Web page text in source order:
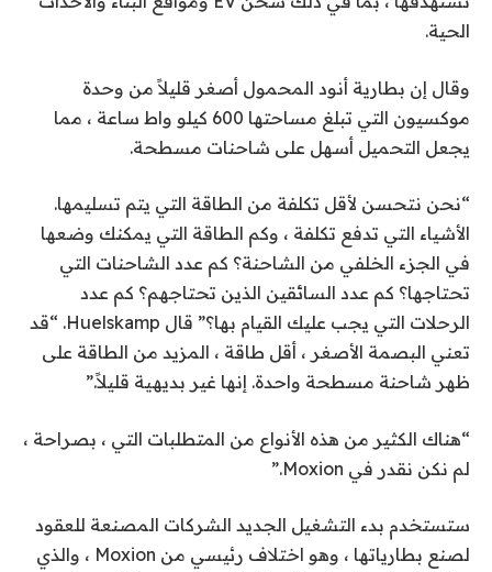
الحية.
وقال إن بطارية أنود المحمول أصغر قليلاً من وحدة
موكسيون التي تبلغ مساحتها 600 كيلو واط ساعة ، مما
يجعل التحميل أسهل على شاحنات مسطحة.
“نحن نتحسن لأقل تكلفة من الطاقة التي يتم تسليمها.
الأشياء التي تدفع تكلفة ، وكم الطاقة التي يمكنك وضعها
في الجزء الخلفي من الشاحنة؟ كم عدد الشاحنات التي
تحتاجها؟ كم عدد السائقين الذين تحتاجهم؟ كم عدد
الرحلات التي يجب عليك القيام بها؟” قال Huelskamp. “قد
تعني البصمة الأصغر ، أقل طاقة ، المزيد من الطاقة على
ظهر شاحنة مسطحة واحدة. إنها غير بديهية قليلاً.”
“هناك الكثير من هذه الأنواع من المتطلبات التي ، بصراحة ،
لم نكن نقدر في Moxion.”
ستستخدم بدء التشغيل الجديد الشركات المصنعة للعقود
لصنع بطارياتها ، وهو اختلاف رئيسي من Moxion ، والذي